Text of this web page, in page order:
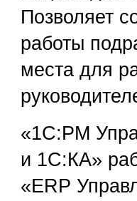
Позволяет
работы
места для
«1С:PM
и 1С:КА»
«ERP